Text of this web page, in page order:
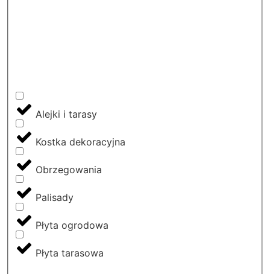
Alejki i tarasy
Kostka dekoracyjna
Obrzegowania
Palisady
Płyta ogrodowa
Płyta tarasowa